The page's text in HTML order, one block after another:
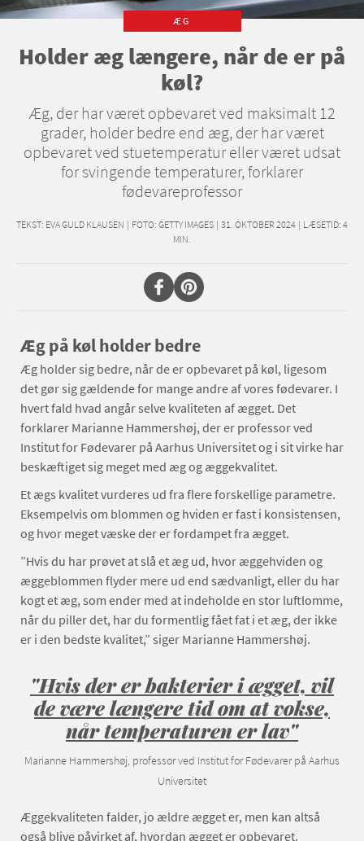
ÆG
Holder æg længere, når de er på
køl?
Æg, der har været opbevaret ved maksimalt 12
grader, holder bedre end æg, der har været
opbevaret ved stuetemperatur eller været udsat
for svingende temperaturer, forklarer
fødevareprofessor
TEKST: EVA GULD KLAUSEN | FOTO: GETTY IMAGES | 31. OKTOBER 2024 | LÆSETID: 4
MIN.
Æg på køl holder bedre
Æg holder sig bedre, når de er opbevaret på køl, ligesom
det gør sig gældende for mange andre af vores fødevarer. I
hvert fald hvad angår selve kvaliteten af ægget. Det
forklarer Marianne Hammershøj, der er professor ved
Institut for Fødevarer på Aarhus Universitet og i sit virke har
beskæftiget sig meget med æg og æggekvalitet.
Et ægs kvalitet vurderes ud fra flere forskellige parametre.
Eksempelvis om blommen og hviden er fast i konsistensen,
og hvor meget væske der er fordampet fra ægget.
”Hvis du har prøvet at slå et æg ud, hvor æggehviden og
æggeblommen flyder mere ud end sædvanligt, eller du har
kogt et æg, som ender med at indeholde en stor luftlomme,
når du piller det, har du formentlig fået fat i et æg, der ikke
er i den bedste kvalitet,” siger Marianne Hammershøj.
"Hvis der er bakterier i ægget, vil
de være længere tid om at vokse,
når temperaturen er lav"
Marianne Hammershøj, professor ved Institut for Fødevarer på Aarhus
Universitet
Æggekvaliteten falder, jo ældre ægget er, men kan altså
også blive påvirket af, hvordan ægget er opbevaret.